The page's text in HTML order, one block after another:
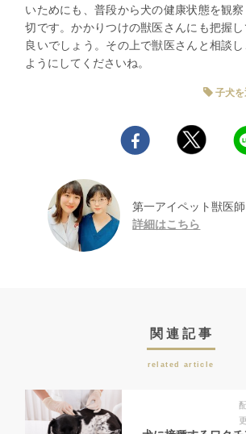
いためにも、普段から犬の健康状態を観
切です。かかりつけの獣医さんにも把握
良いでしょう。その上で獣医さんと相談
ようにしてくださいね。
子犬
第一アイペット獣医師
詳細はこちら
関連記事
related article